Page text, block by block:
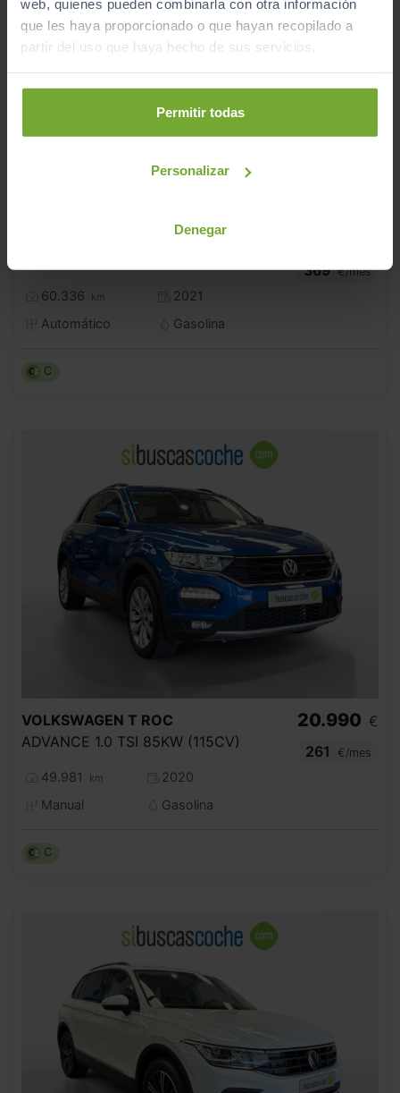
web, quienes pueden combinarla con otra información
que les haya proporcionado o que hayan recopilado a
partir del uso que haya hecho de sus servicios.
Permitir todas
Personalizar
Denegar
60.336 km
2021
Automático
Gasolina
369 €/mes
C
VOLKSWAGEN T ROC
ADVANCE 1.0 TSI 85KW (115CV)
49.981 km
2020
Manual
Gasolina
20.990 €
261
€/mes
C